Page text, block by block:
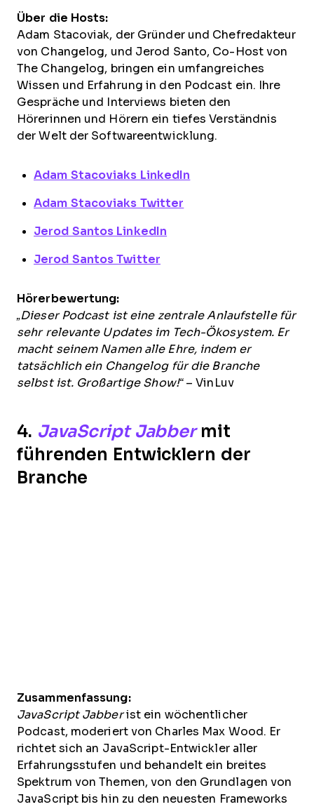
Über die Hosts:
Adam Stacoviak, der Gründer und Chefredakteur
von Changelog, und Jerod Santo, Co-Host von
The Changelog, bringen ein umfangreiches
Wissen und Erfahrung in den Podcast ein. Ihre
Gespräche und Interviews bieten den
Hörerinnen und Hörern ein tiefes Verständnis
der Welt der Softwareentwicklung.
Adam Stacoviaks LinkedIn
Adam Stacoviaks Twitter
Jerod Santos LinkedIn
Jerod Santos Twitter
Hörerbewertung:
„Dieser Podcast ist eine zentrale Anlaufstelle für
sehr relevante Updates im Tech-Ökosystem. Er
macht seinem Namen alle Ehre, indem er
tatsächlich ein Changelog für die Branche
selbst ist. Großartige Show!“– VinLuv
4. JavaScript Jabber mit
führenden Entwicklern der
Branche
Zusammenfassung:
JavaScript Jabberist ein wöchentlicher
Podcast, moderiert von Charles Max Wood. Er
richtet sich an JavaScript-Entwickler aller
Erfahrungsstufen und behandelt ein breites
Spektrum von Themen, von den Grundlagen von
JavaScript bis hin zu den neuesten Frameworks